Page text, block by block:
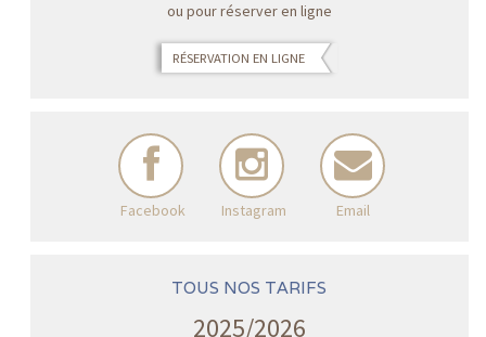
ou pour réserver en ligne
RÉSERVATION EN LIGNE
Facebook Instagram Email
TOUS NOS TARIFS
2025/2026